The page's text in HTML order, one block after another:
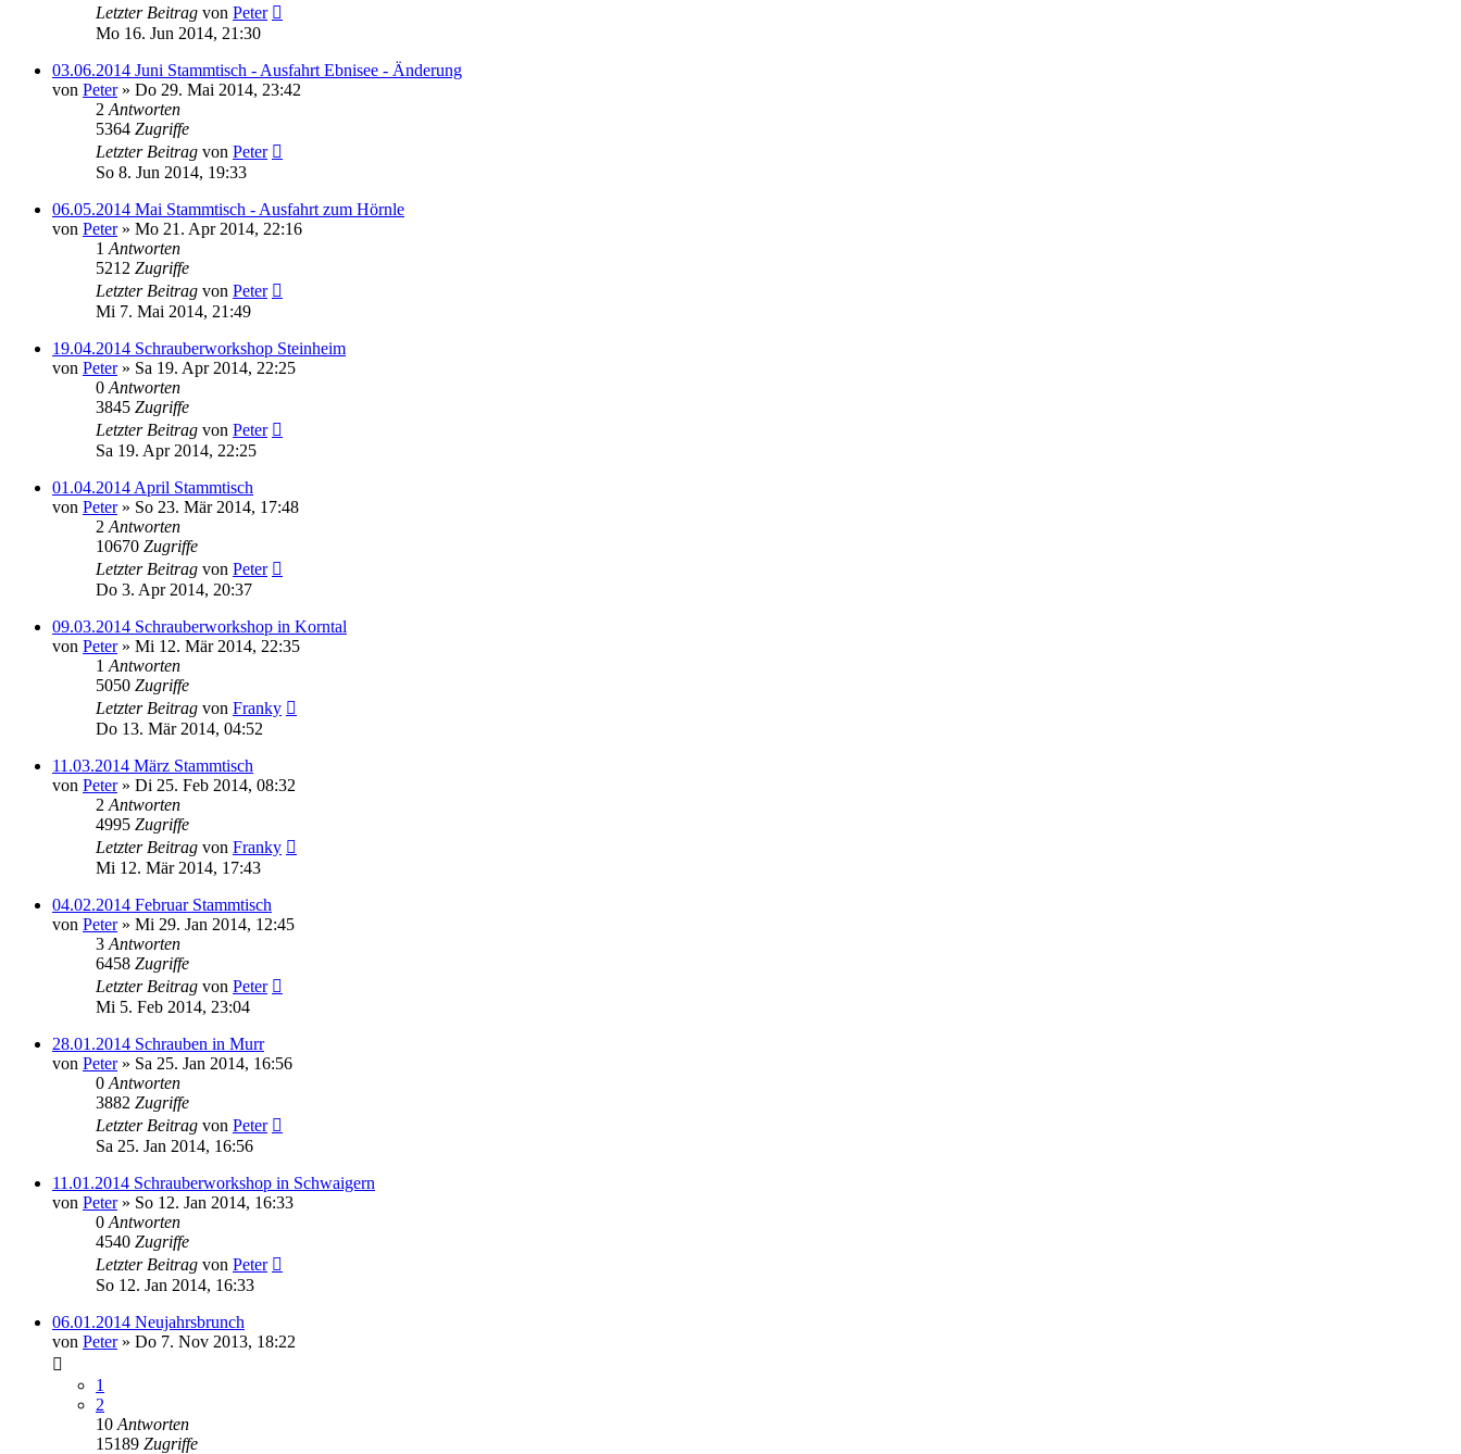
Letzter Beitrag von Peter
Mo 16. Jun 2014, 21:30
03.06.2014 Juni Stammtisch - Ausfahrt Ebnisee - Änderung
von Peter» Do 29. Mai 2014, 23:42
2 Antworten
5364 Zugriffe
Letzter Beitrag von Peter
So 8. Jun 2014, 19:33
06.05.2014 Mai Stammtisch - Ausfahrt zum Hörnle
von Peter» Mo 21. Apr 2014, 22:16
1 Antworten
5212 Zugriffe
Letzter Beitrag von Peter
Mi 7. Mai 2014, 21:49
19.04.2014 Schrauberworkshop Steinheim
von Peter» Sa 19. Apr 2014, 22:25
0 Antworten
3845 Zugriffe
Letzter Beitrag von Peter
Sa 19. Apr 2014, 22:25
01.04.2014 April Stammtisch
von Peter» So 23. Mär 2014, 17:48
2 Antworten
10670 Zugriffe
Letzter Beitrag von Peter
Do 3. Apr 2014, 20:37
09.03.2014 Schrauberworkshop in Korntal
von Peter» Mi 12. Mär 2014, 22:35
1 Antworten
5050 Zugriffe
Letzter Beitrag von Franky
Do 13. Mär 2014, 04:52
11.03.2014 März Stammtisch
von Peter» Di 25. Feb 2014, 08:32
2 Antworten
4995 Zugriffe
Letzter Beitrag von Franky
Mi 12. Mär 2014, 17:43
04.02.2014 Februar Stammtisch
von Peter» Mi 29. Jan 2014, 12:45
3 Antworten
6458 Zugriffe
Letzter Beitrag von Peter
Mi 5. Feb 2014, 23:04
28.01.2014 Schrauben in Murr
von Peter» Sa 25. Jan 2014, 16:56
0 Antworten
3882 Zugriffe
Letzter Beitrag von Peter
Sa 25. Jan 2014, 16:56
11.01.2014 Schrauberworkshop in Schwaigern
von Peter» So 12. Jan 2014, 16:33
0 Antworten
4540 Zugriffe
Letzter Beitrag von Peter
So 12. Jan 2014, 16:33
06.01.2014 Neujahrsbrunch
von Peter» Do 7. Nov 2013, 18:22
1
2
10 Antworten
15189 Zugriffe